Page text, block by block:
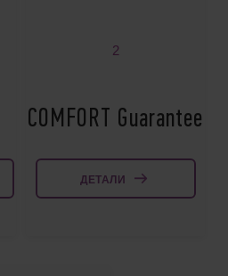
2
COMFORT Guarantee
ДЕТАЛИ